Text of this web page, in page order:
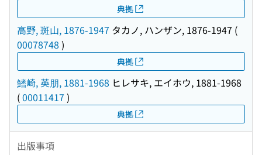
典拠
高野, 斑山, 1876-1947 タカノ, ハンザン, 1876-1947 (
00078748 )
典拠
鰭崎, 英朋, 1881-1968 ヒレサキ, エイホウ, 1881-1968
(00011417 )
典拠
出版事項